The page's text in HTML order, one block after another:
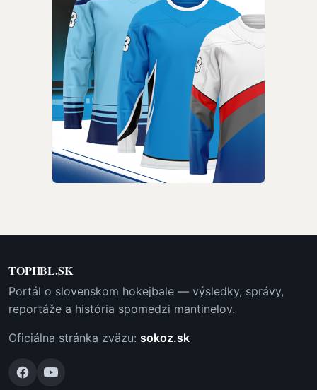
TOPHBL.SK
Portál o slovenskom hokejbale — výsledky, správy,
reportáže a história spomedzi mantinelov.
Oficiálna stránka zväzu: sokoz.sk